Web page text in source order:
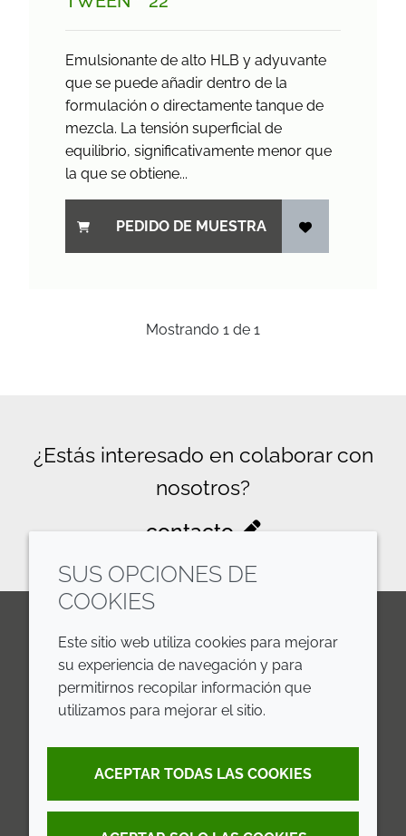
Emulsionante de alto HLB y adyuvante
que se puede añadir dentro de la
formulación o directamente tanque de
mezcla. La tensión superficial de
equilibrio, significativamente menor que
la que se obtiene...
PEDIDO DE MUESTRA
Mostrando 1 de 1
¿Estás interesado en colaborar con
nosotros?
contacto
LinkedInYoutubeLine
EMPRESA
Annual Report
Sustainability Report
Croda.com
Terms and Conditions
Privacy Policy
Accessibility
SUS OPCIONES DE
COOKIES
Este sitio web utiliza cookies para mejorar
su experiencia de navegación y para
permitirnos recopilar información que
utilizamos para mejorar el sitio.
ACEPTAR TODAS LAS COOKIES